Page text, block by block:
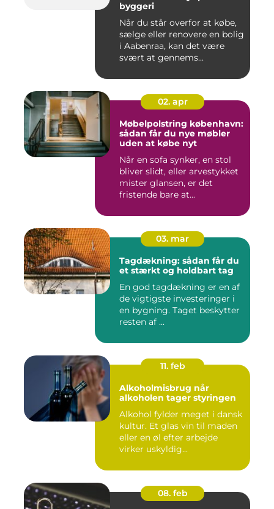
byggeri
Når du står overfor at købe,
sælge eller renovere en bolig
i Aabenraa, kan det være
svært at gennems...
02. apr
Møbelpolstring københavn:
sådan får du nye møbler
uden at købe nyt
Når en sofa synker, en stol
bliver slidt, eller arvestykket
mister glansen, er det
fristende bare at...
03. mar
Tagdækning: sådan får du
et stærkt og holdbart tag
En god tagdækning er en af
de vigtigste investeringer i
en bygning. Taget beskytter
resten af ...
11. feb
Alkoholmisbrug når
alkoholen tager styringen
Alkohol fylder meget i dansk
kultur. Et glas vin til maden
eller en øl efter arbejde
virker uskyldig...
08. feb